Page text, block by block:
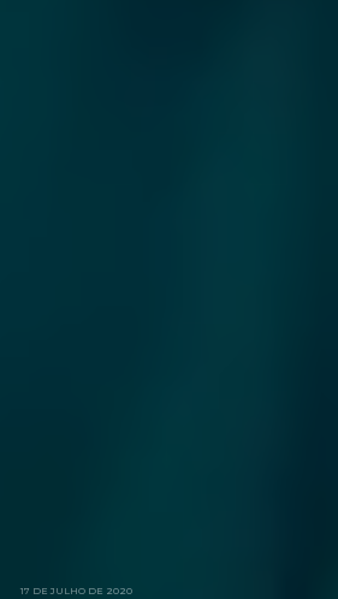
17 DE JULHO DE 2020